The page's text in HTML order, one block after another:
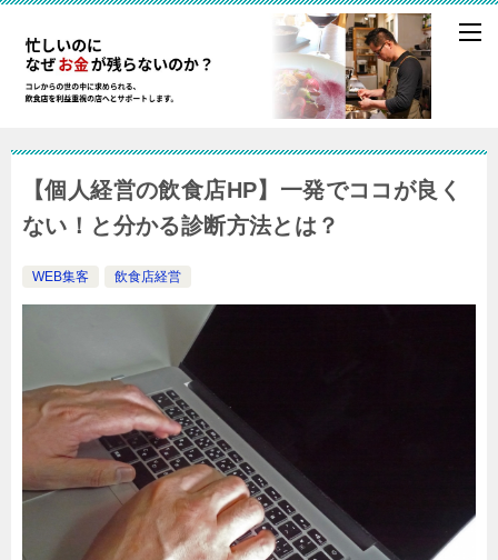
【個人経営の飲食店HP】一発でココが良く
ない！と分かる診断方法とは？
WEB集客 飲食店経営